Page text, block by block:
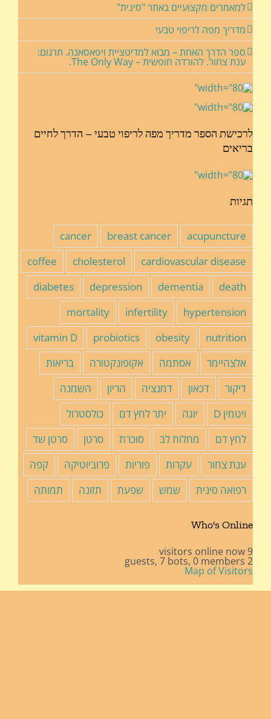
למאמרים מקצועיים באתר "סינית"
מדריך מפה לריפוי טבעי
ספר הדרך האחת – מבוא למדיטציית ויפאסאנה. תרגום:
ענת צחור. להורדה חופשית – The Only Way.
לרכישת הספר מדריך מפה לריפוי טבעי – הדרך לחיים
בריאים
תגיות
acupuncture
breast cancer
cancer
cardiovascular disease
cholesterol
coffee
death
dementia
depression
diabetes
hypertension
infertility
mortality
nutrition
obesity
probiotics
vitamin D
אלצהיימר
אסתמה אקופונקטורה
בריאות
דיקור
דכאון דמנציה הריון
השמנה
ויטמין D
יוגה יתר לחץ דם
כולסטרול
לחץ דם
מחלות לב סוכרת סרטן
סרטן שד
ענת צחור
עקרות פוריות פרוביוטיקה
קפה
רפואה סינית
שמש שפעת תזונה תמותה
Who's Online
9 visitors online now
2 guests,
7 bots, 0 members
Map of Visitors